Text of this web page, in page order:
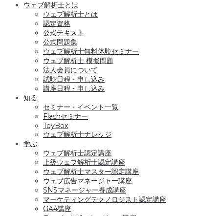
ウェブ解析士とは
ウェブ解析士とは
認定資格
公式テキスト
公式問題集
ウェブ解析士無料体験セミナー
ウェブ解析士 模擬問題
法人会員について
試験日程・申し込み
講座日程・申し込み
知る
セミナー・イベント一覧
Flashセミナー
ToyBox
ウェブ解析士ナレッジ
学ぶ
ウェブ解析士認定講座
上級ウェブ解析士認定講座
ウェブ解析士マスター認定講座
ウェブ広告マネージャー講座
SNSマネージャー養成講座
マーケティングテクノロジスト認定講座
GA4講座